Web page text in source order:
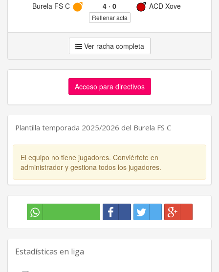
Burela FS C 4· 0 ACD Xove
Rellenar acta
Ver racha completa
Acceso para directivos
Plantilla temporada 2025/2026 del Burela FS C
El equipo no tiene jugadores. Conviértete en
administrador y gestiona todos los jugadores.
Estadísticas en liga